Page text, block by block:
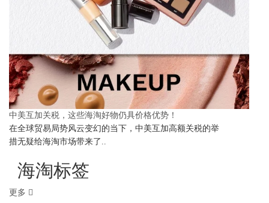
中美互加关税，这些海淘好物仍具价格优势！
在全球贸易局势风云变幻的当下，中美互加高额关税的举
措无疑给海淘市场带来了..
海淘标签
更多